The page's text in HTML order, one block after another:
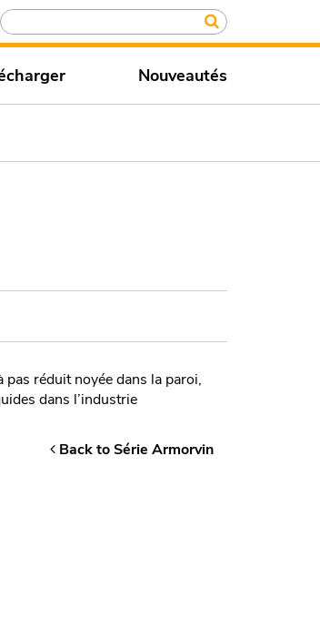
Nouveautés
pas réduit noyée dans la paroi,
dans l’industrie
Back to Série Armorvin